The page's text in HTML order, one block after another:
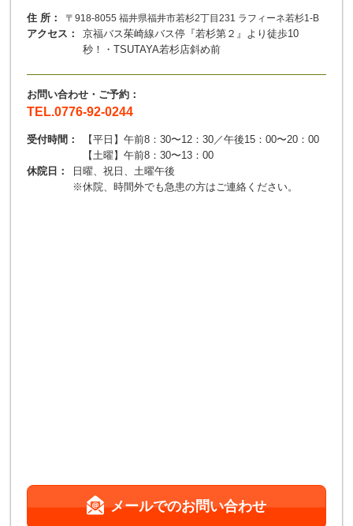
住 所： 〒918-8055 福井県福井市若杉2丁目231 ラフィーネ若杉1-B
アクセス： 京福バス茱崎線バス停『若杉第２』より徒歩10
秒！・TSUTAYA若杉店斜め前
お問い合わせ・ご予約：
TEL.0776-92-0244
受付時間：
【平日】午前8：30〜12：30／午後15：00〜20：00
【土曜】午前8：30〜13：00
休院日：
日曜、祝日、土曜午後
※休院、時間外でも急患の方はご連絡ください。
メールでのお問い合わせ